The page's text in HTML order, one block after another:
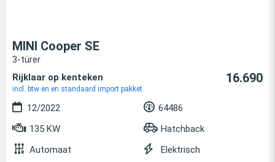
MINI Cooper SE
3-türer
Rijklaar op kenteken
incl. btw en en standaard import pakket
16.690
12/2022
64486
135 KW
Hatchback
Automaat
Elektrisch